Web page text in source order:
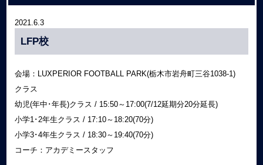
2021.6.3
LFP校
会場：LUXPERIOR FOOTBALL PARK(栃木市岩舟町三谷1038-1)
クラス
幼児(年中･年長)クラス / 15:50～17:00(7/12延期分20分延長)
小学1･2年生クラス / 17:10～18:20(70分)
小学3･4年生クラス / 18:30～19:40(70分)
コーチ：アカデミースタッフ